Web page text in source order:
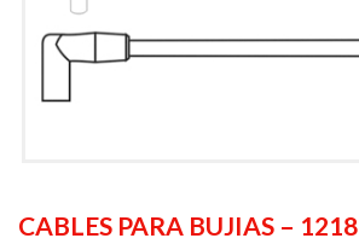
CABLES PARA BUJIAS – 1218